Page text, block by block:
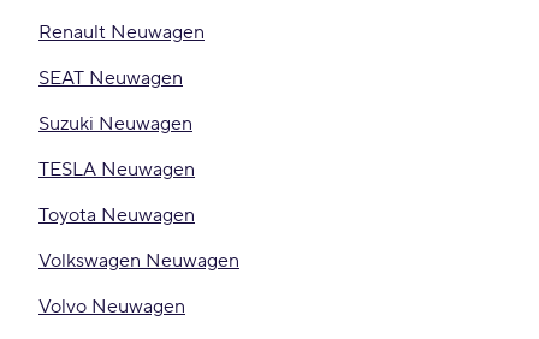
Renault Neuwagen
SEAT Neuwagen
Suzuki Neuwagen
TESLA Neuwagen
Toyota Neuwagen
Volkswagen Neuwagen
Volvo Neuwagen